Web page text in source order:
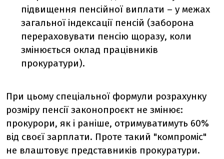
підвищення пенсійної виплати – у межах
загальної індексації пенсій (заборона
перераховувати пенсію щоразу, коли
змінюється оклад працівників
прокуратури).
При цьому спеціальної формули розрахунку
розміру пенсії законопроєкт не змінює:
прокурори, як і раніше, отримуватимуть 60%
від своєї зарплати. Проте такий "компроміс"
не влаштовує представників прокуратури.